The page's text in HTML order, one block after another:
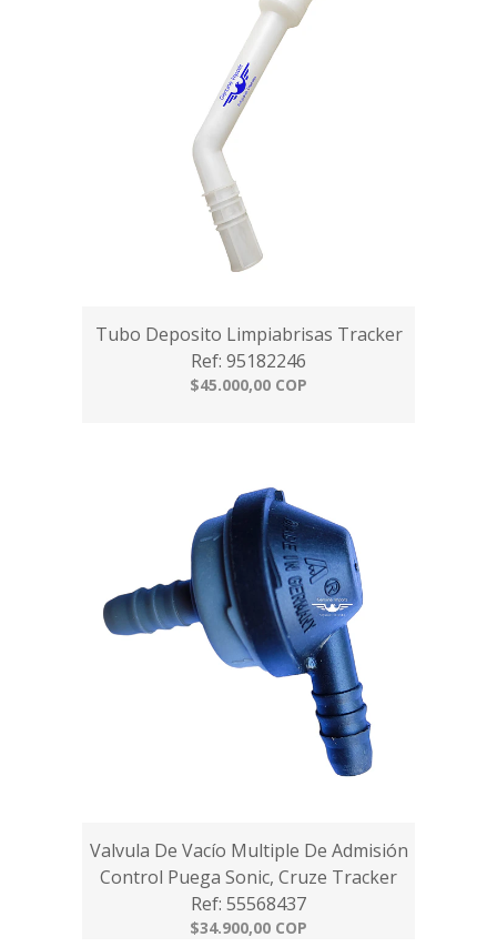
Tubo Deposito Limpiabrisas Tracker
Ref: 95182246
$45.000,00 COP
Valvula De Vacío Multiple De Admisión
Control Puega Sonic, Cruze Tracker
Ref: 55568437
$34.900,00 COP